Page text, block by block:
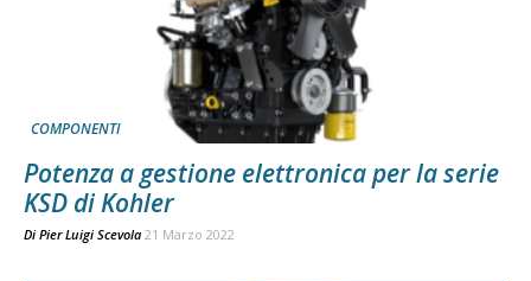
COMPONENTI
Potenza a gestione elettronica per la serie
KSD di Kohler
Di Pier Luigi Scevola 21 Marzo 2022